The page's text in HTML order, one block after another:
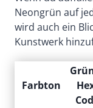
Neongrün auf
wird auch ein
Kunstwerk
Farbton